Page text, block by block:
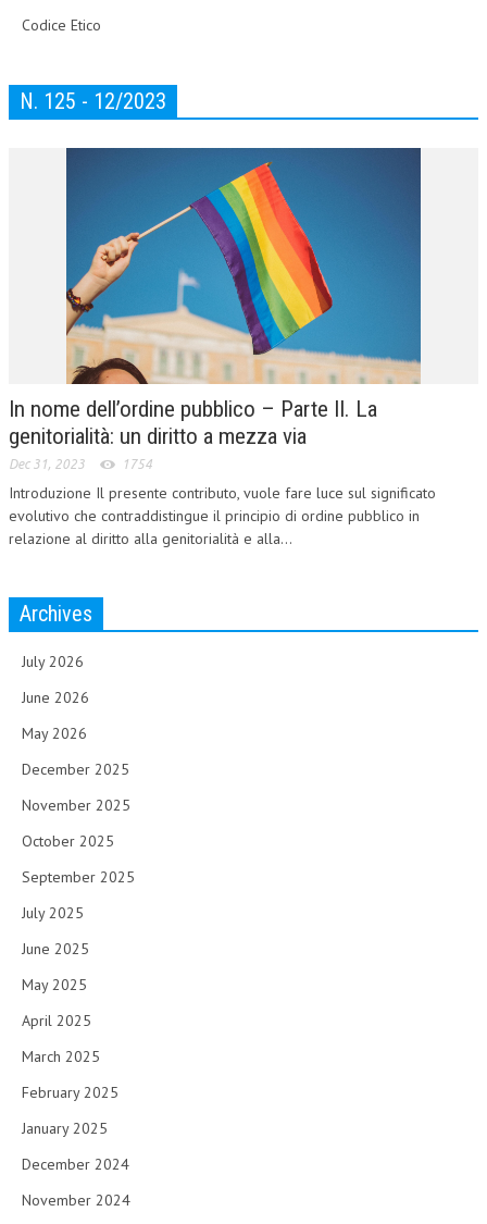
Codice Etico
N. 125 - 12/2023
In nome dell’ordine pubblico – Parte II. La
genitorialità: un diritto a mezza via
Dec 31, 2023 1754
Introduzione Il presente contributo, vuole fare luce sul significato
evolutivo che contraddistingue il principio di ordine pubblico in
relazione al diritto alla genitorialità e alla...
Archives
July 2026
June 2026
May 2026
December 2025
November 2025
October 2025
September 2025
July 2025
June 2025
May 2025
April 2025
March 2025
February 2025
January 2025
December 2024
November 2024